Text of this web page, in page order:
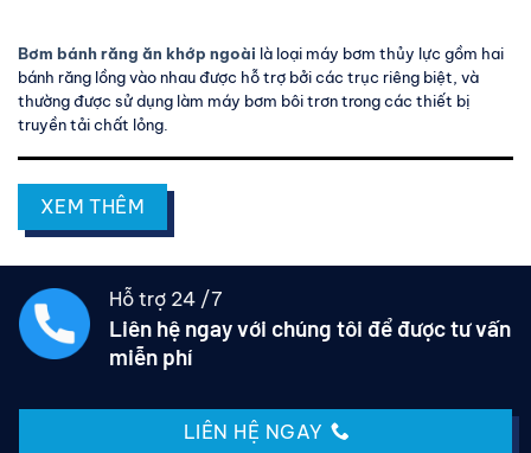
Bơm bánh răng ăn khớp ngoài là loại máy bơm thủy lực gồm hai
bánh răng lồng vào nhau được hỗ trợ bởi các trục riêng biệt, và
thường được sử dụng làm máy bơm bôi trơn trong các thiết bị
truyền tải chất lỏng.
XEM THÊM
Hỗ trợ 24 /7
Liên hệ ngay với chúng tôi để được tư vấn
miễn phí
LIÊN HỆ NGAY